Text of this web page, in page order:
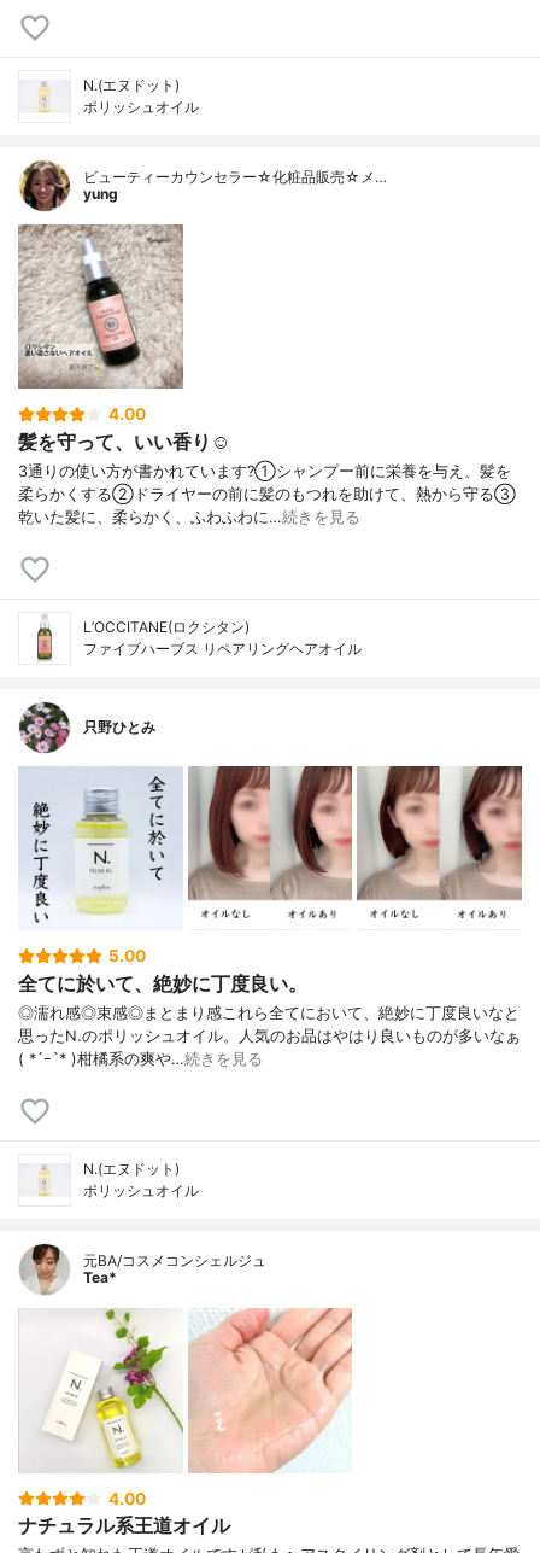
N.(エヌドット)
ポリッシュオイル
ビューティーカウンセラー☆化粧品販売☆メ…
yung
4.00
髪を守って、いい香り☺️
3通りの使い方が書かれています?⁡①シャンプー前に栄養を与え、髪を
柔らかくする②ドライヤーの前に髪のもつれを助けて、熱から守る③
乾いた髪に、柔らかく、ふわふわに…続きを見る
L’OCCITANE(ロクシタン)
ファイブハーブス リペアリングヘアオイル
只野ひとみ
5.00
全てに於いて、絶妙に丁度良い。
◎濡れ感◎束感◎まとまり感これら全てにおいて、絶妙に丁度良いなと
思ったN.のポリッシュオイル。人気のお品はやはり良いものが多いなぁ
( *´ｰ`* )柑橘系の爽や…続きを見る
N.(エヌドット)
ポリッシュオイル
元BA/コスメコンシェルジュ
Tea*
4.00
ナチュラル系王道オイル